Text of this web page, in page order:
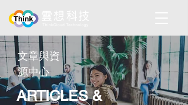
​文章與資
源中心
ARTICLES &